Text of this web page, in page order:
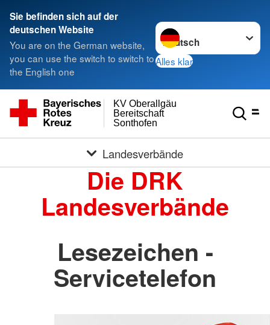
Sie befinden sich auf der
deutschen Website
You are on the German website,
you can use the switch to switch to
the English one
Sprache wechseln zu
Alles klar
Sonthofen
Bereitschaft
KV Oberallgäu
Landesverbände
Die DRK
Landesverbände
Lesezeichen -
Servicetelefon